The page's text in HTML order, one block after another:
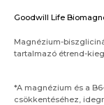
Goodwill Life
Magnézium-
tartalmazó étrend-
*A magnézium és a
csökkentéséhez,